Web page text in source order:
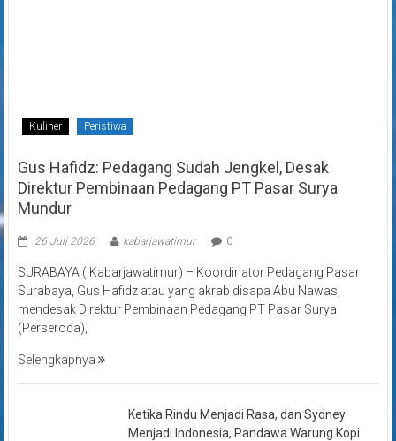
Kuliner Peristiwa
Gus Hafidz: Pedagang Sudah Jengkel, Desak
Direktur Pembinaan Pedagang PT Pasar Surya
Mundur
26 Juli 2026 kabarjawatimur 0
SURABAYA ( Kabarjawatimur) – Koordinator Pedagang Pasar
Surabaya, Gus Hafidz atau yang akrab disapa Abu Nawas,
mendesak Direktur Pembinaan Pedagang PT Pasar Surya
(Perseroda),
Selengkapnya
Ketika Rindu Menjadi Rasa, dan Sydney
Menjadi Indonesia, Pandawa Warung Kopi